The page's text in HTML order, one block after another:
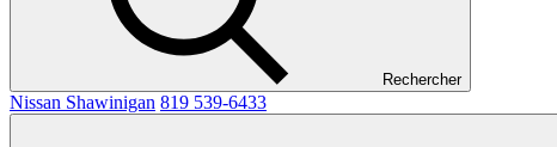
Rechercher
Nissan Shawinigan 819 539-6433